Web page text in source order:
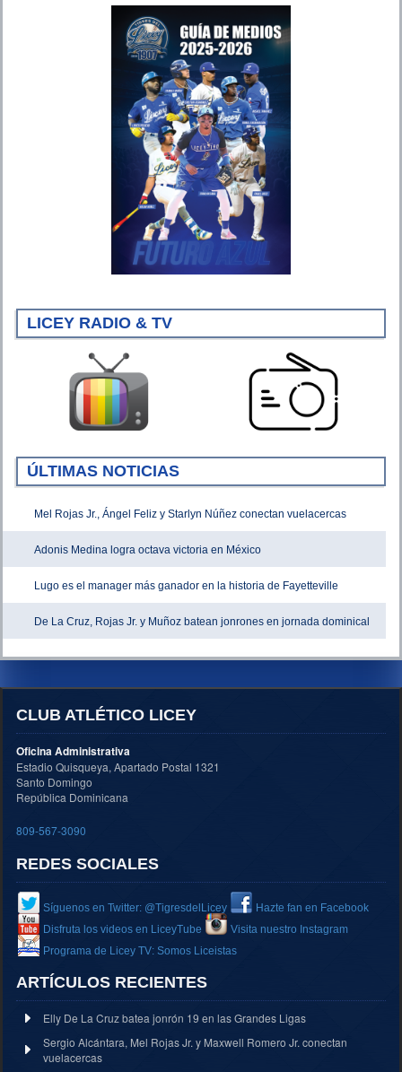
LICEY RADIO & TV
ÚLTIMAS NOTICIAS
Mel Rojas Jr., Ángel Feliz y Starlyn Núñez conectan vuelacercas
Adonis Medina logra octava victoria en México
Lugo es el manager más ganador en la historia de Fayetteville
De La Cruz, Rojas Jr. y Muñoz batean jonrones en jornada dominical
CLUB ATLÉTICO LICEY
Oficina Administrativa
Estadio Quisqueya, Apartado Postal 1321
Santo Domingo
República Dominicana
809-567-3090
REDES SOCIALES
Síguenos en Twitter: @TigresdelLicey
Hazte fan en Facebook
Disfruta los videos en LiceyTube
Visita nuestro Instagram
Programa de Licey TV: Somos Liceistas
ARTÍCULOS RECIENTES
Elly De La Cruz batea jonrón 19 en las Grandes Ligas
Sergio Alcántara, Mel Rojas Jr. y Maxwell Romero Jr. conectan
vuelacercas